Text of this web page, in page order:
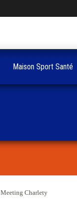
Meeting Charlety
Maison Sport Santé